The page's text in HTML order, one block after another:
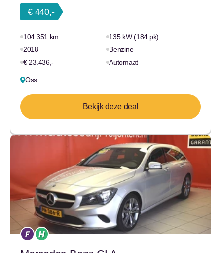
€ 440,-
104.351 km
135 kW (184 pk)
2018
Benzine
€ 23.436,-
Automaat
Oss
Bekijk deze deal